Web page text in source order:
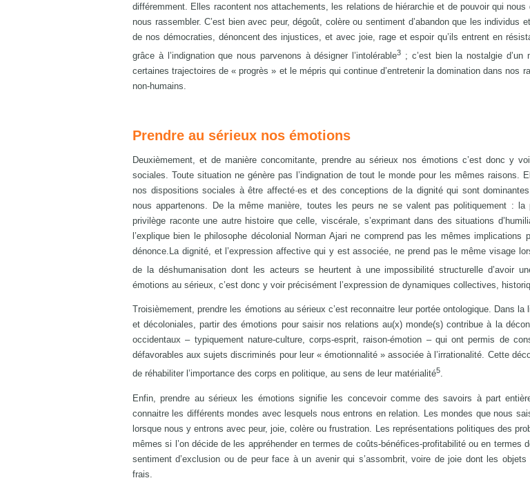
différemment. Elles racontent nos attachements, les relations de hiérarchie et de pouvoir qui
nous rassembler. C’est bien avec peur, dégoût, colère ou sentiment d’abandon que les individus
de nos démocraties, dénoncent des injustices, et avec joie, rage et espoir qu’ils entrent en
grâce à l’indignation que nous parvenons à désigner l’intolérable3 ; c’est bien la nostalgie d’un
certaines trajectoires de « progrès » et le mépris qui continue d’entretenir la domination dans nos
non-humains.
Prendre au sérieux nos émotions
Deuxièmement, et de manière concomitante, prendre au sérieux nos émotions c’est donc y
sociales. Toute situation ne génère pas l’indignation de tout le monde pour les mêmes raisons.
nos dispositions sociales à être affecté·es et des conceptions de la dignité qui sont
nous appartenons. De la même manière, toutes les peurs ne se valent pas politiquement : la
privilège raconte une autre histoire que celle, viscérale, s’exprimant dans des situations
l’explique bien le philosophe décolonial Norman Ajari ne comprend pas les mêmes implications
dénonce.La dignité, et l’expression affective qui y est associée, ne prend pas le même visage
de la déshumanisation dont les acteurs se heurtent à une impossibilité structurelle d’avoir
émotions au sérieux, c’est donc y voir précisément l’expression de dynamiques collectives,
Troisièmement, prendre les émotions au sérieux c’est reconnaitre leur portée ontologique. Dans
et décoloniales, partir des émotions pour saisir nos relations au(x) monde(s) contribue à la
occidentaux – typiquement nature-culture, corps-esprit, raison-émotion – qui ont permis de
défavorables aux sujets discriminés pour leur « émotionnalité » associée à l’irrationalité. Cette
de réhabiliter l’importance des corps en politique, au sens de leur matérialité5.
Enfin, prendre au sérieux les émotions signifie les concevoir comme des savoirs à part
connaitre les différents mondes avec lesquels nous entrons en relation. Les mondes que nous
lorsque nous y entrons avec peur, joie, colère ou frustration. Les représentations politiques des
mêmes si l’on décide de les appréhender en termes de coûts-bénéfices-profitabilité ou en termes
sentiment d’exclusion ou de peur face à un avenir qui s’assombrit, voire de joie dont les
frais.